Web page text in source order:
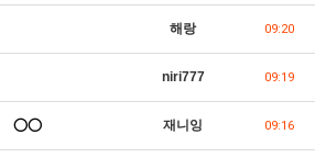
해랑 09:20
niri777 09:19
⭕⭕ 재니잉 09:16